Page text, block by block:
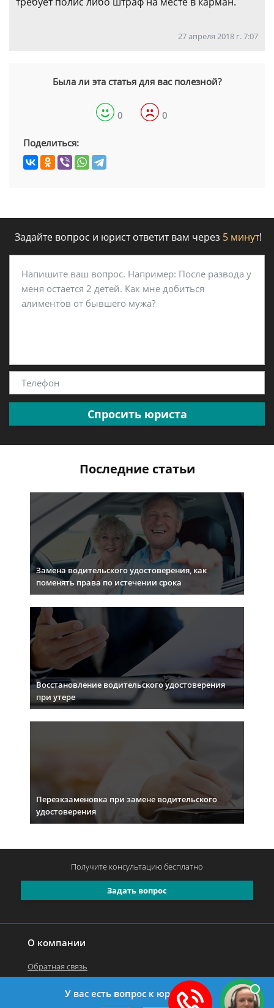
27 апреля 2018 г. 7:07
Была ли эта статья для вас полезной?
0 0
Поделиться:
Задайте вопрос и юрист ответит вам через 5 минут!
Спросить юриста
Последние статьи
Замена водительского удостоверения, как
поменять права по истечении срока
Восстановление водительского удостоверения
при утере
Переэкзаменовка при замене водительского
удостоверения
О компании
Обратная связь
Задать вопрос
Получите консультациюбесплатно
У вас есть вопрос к юристу?